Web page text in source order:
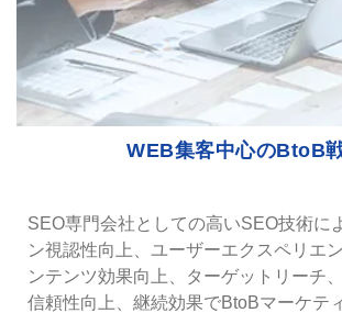
WEB集客中心のBtoB
SEO専門会社としての高いSEO技術に
ン視認性向上、ユーザーエクスペリエ
ンテンツ効果向上、ターゲットリーチ
信頼性向上、継続効果でBtoBマーケテ